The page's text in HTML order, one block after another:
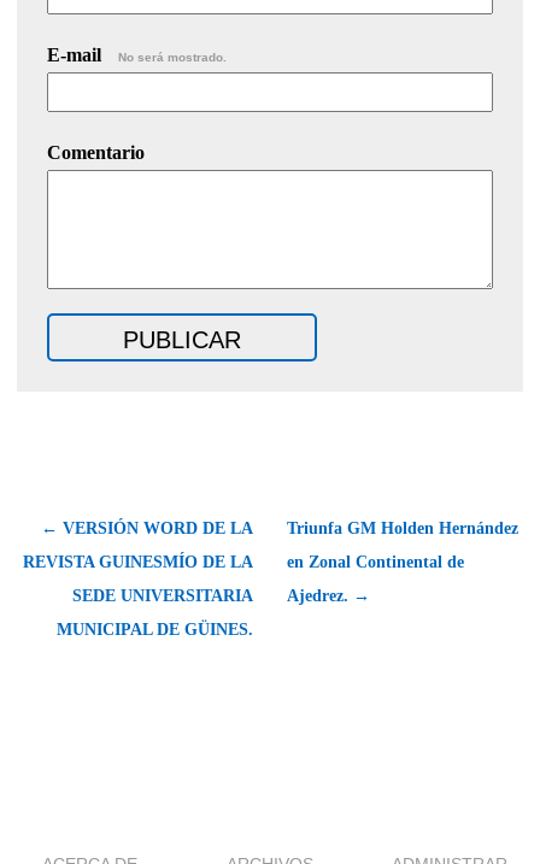
E-mail No será mostrado.
Comentario
← VERSIÓN WORD DE LA
REVISTA GUINESMÍO DE LA
SEDE UNIVERSITARIA
MUNICIPAL DE GÜINES.
Triunfa GM Holden Hernández
en Zonal Continental de
Ajedrez. →